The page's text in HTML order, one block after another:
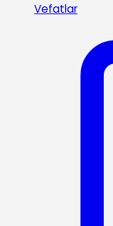
Vefatlar